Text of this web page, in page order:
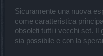
Sicuramente una nuova
come caratteristica
obsoleti tutti i vecchi set. Il
sia possibile e con la